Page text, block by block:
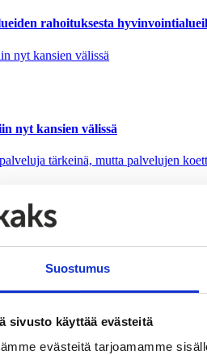
Suostumus
sivusto käyttää evästeitä
evästeitä tarjoamamme
rahoituksesta
nyt kansien välissä
tärkeinä, mutta palvelujen
ja EU:n tarkkailuluokalle